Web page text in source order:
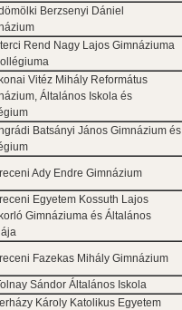
Berzsenyi Dániel
Rend Nagy Lajos Gimnáziuma
Vitéz Mihály Református
Általános Iskola és
Batsányi János Gimnázium és
Ady Endre Gimnázium
Egyetem Kossuth Lajos
Gimnáziuma és Általános
Fazekas Mihály Gimnázium
Sándor Általános Iskola
Károly Katolikus Egyetem